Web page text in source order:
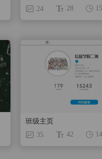
24
28
班级主页
35
42